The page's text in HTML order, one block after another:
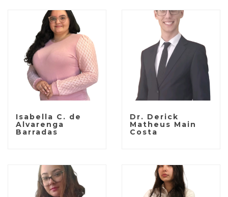
Isabella C. de
Alvarenga
Barradas
Dr. Derick
Matheus Main
Costa